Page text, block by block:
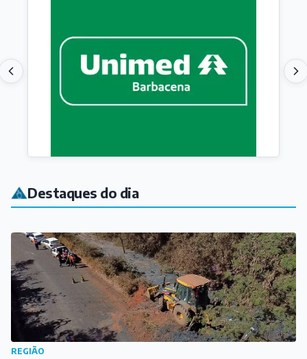
Destaques do dia
REGIÃO